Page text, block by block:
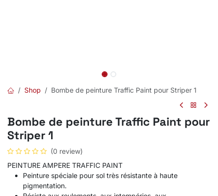
Shop Bombe de peinture Traffic Paint pour Striper 1
Bombe de peinture Traffic Paint pour
Striper 1
(0 review)
PEINTURE AMPERE TRAFFIC PAINT
Peinture spéciale pour sol très résistante à haute
pigmentation.